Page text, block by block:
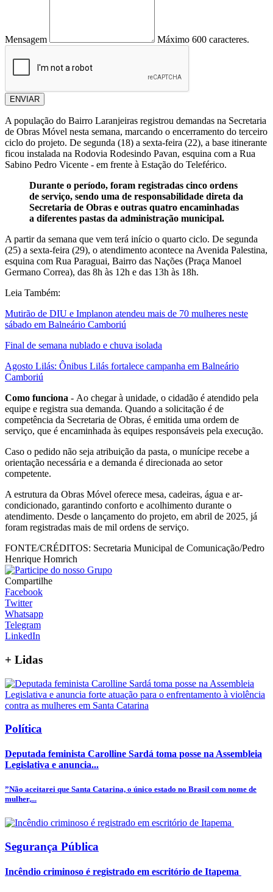
Mensagem Máximo 600 caracteres.
ENVIAR
A população do Bairro Laranjeiras registrou demandas na Secretaria
de Obras Móvel nesta semana, marcando o encerramento do terceiro
ciclo do projeto. De segunda (18) a sexta-feira (22), a base itinerante
ficou instalada na Rodovia Rodesindo Pavan, esquina com a Rua
Sabino Pedro Vicente - em frente à Estação do Teleférico.
Durante o período, foram registradas cinco ordens
de serviço, sendo uma de responsabilidade direta da
Secretaria de Obras e outras quatro encaminhadas
a diferentes pastas da administração municipal.
A partir da semana que vem terá início o quarto ciclo. De segunda
(25) a sexta-feira (29), o atendimento acontece na Avenida Palestina,
esquina com Rua Paraguai, Bairro das Nações (Praça Manoel
Germano Correa), das 8h às 12h e das 13h às 18h.
Leia Também:
Mutirão de DIU e Implanon atendeu mais de 70 mulheres neste
sábado em Balneário Camboriú
Final de semana nublado e chuva isolada
Agosto Lilás: Ônibus Lilás fortalece campanha em Balneário
Camboriú
Como funciona - Ao chegar à unidade, o cidadão é atendido pela
equipe e registra sua demanda. Quando a solicitação é de
competência da Secretaria de Obras, é emitida uma ordem de
serviço, que é encaminhada às equipes responsáveis pela execução.
Caso o pedido não seja atribuição da pasta, o munícipe recebe a
orientação necessária e a demanda é direcionada ao setor
competente.
A estrutura da Obras Móvel oferece mesa, cadeiras, água e ar-
condicionado, garantindo conforto e acolhimento durante o
atendimento. Desde o lançamento do projeto, em abril de 2025, já
foram registradas mais de mil ordens de serviço.
FONTE/CRÉDITOS: Secretaria Municipal de Comunicação/Pedro
Henrique Homrich
Compartilhe
Facebook
Twitter
Whatsapp
Telegram
LinkedIn
+ Lidas
Política
Deputada feminista Carolline Sardá toma posse na Assembleia
Legislativa e anuncia...
”Não aceitarei que Santa Catarina, o único estado no Brasil com nome de
mulher,...
Segurança Pública
Incêndio criminoso é registrado em escritório de Itapema